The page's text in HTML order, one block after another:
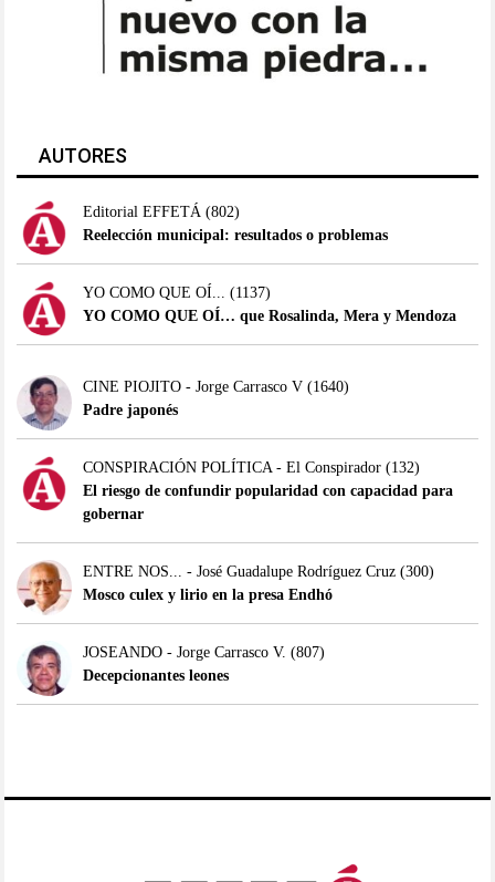
AUTORES
Editorial EFFETÁ (802)
Reelección municipal: resultados o problemas
YO COMO QUE OÍ...
(1137)
YO COMO QUE OÍ… que Rosalinda, Mera y Mendoza
CINE PIOJITO - Jorge Carrasco V(1640)
Padre japonés
CONSPIRACIÓN POLÍTICA - El Conspirador(132)
El riesgo de confundir popularidad con capacidad para
gobernar
ENTRE NOS... - José Guadalupe Rodríguez Cruz(300)
Mosco culex y lirio en la presa Endhó
JOSEANDO - Jorge Carrasco V. (807)
Decepcionantes leones